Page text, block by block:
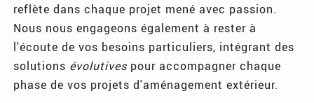
reflète dans chaque projet mené avec passion.
Nous nous engageons également à rester à
l'écoute de vos besoins particuliers, intégrant des
solutions évolutives pour accompagner chaque
phase de vos projets d'aménagement extérieur.